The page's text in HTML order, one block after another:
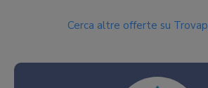
Cerca altre offerte su